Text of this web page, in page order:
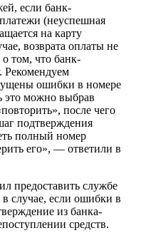
если банк-
(неуспешная
на карту
возврата оплаты не
о том, что банк-
Рекомендуем
ошибки в номере
это можно выбрав
после чего
подтверждения
полный номер
его», — ответили в
предоставить службе
случае, если ошибки в
из банка-
средств.